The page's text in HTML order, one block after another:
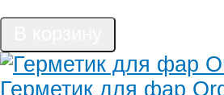
Герметик для фар